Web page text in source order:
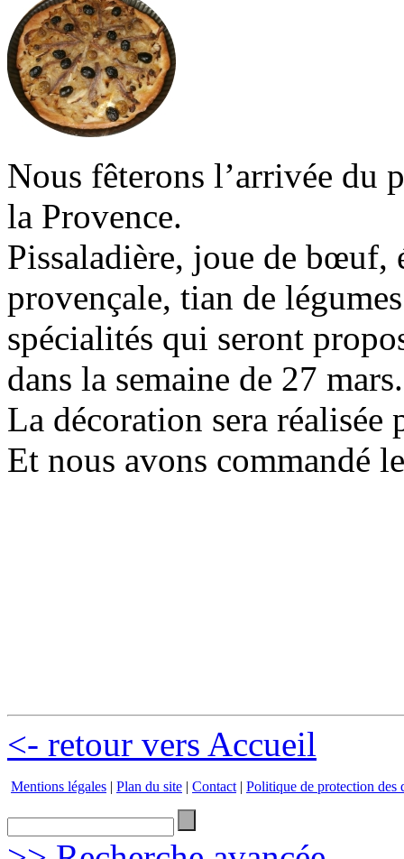
Nous fêterons l’arrivée du
la Provence.
Pissaladière, joue de bœuf,
provençale, tian de
spécialités qui seront
dans la semaine de 27 mars.
La décoration sera réalisée
Et nous avons commandé
<- retour vers Accueil
Mentions légales | Plan du site | Contact | Politique de protection des